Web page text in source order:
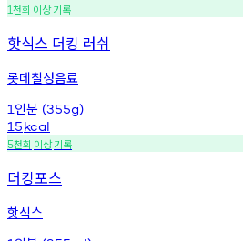
1천회 이상기록
핫식스 더킹 러쉬
롯데칠성음료
1 인분 (355g)
15kcal
5천회 이상기록
더킹포스
핫식스